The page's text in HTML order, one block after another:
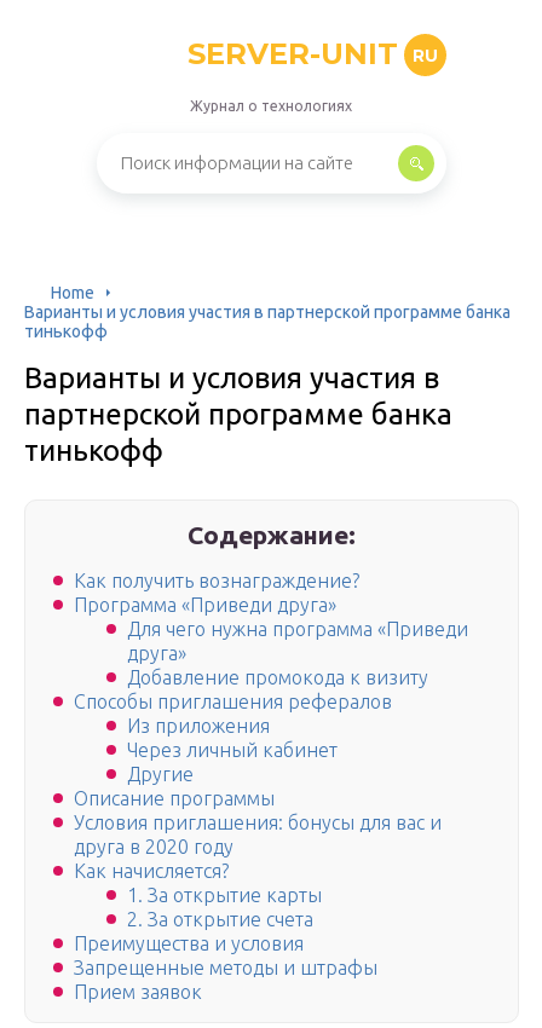
SERVER-UNIT RU
Журнал о технологиях
Home
Варианты и условия участия в партнерской программе банка
тинькофф
Варианты и условия участия в
партнерской программе банка
тинькофф
Содержание:
Как получить вознаграждение?
Программа «Приведи друга»
Для чего нужна программа «Приведи
друга»
Добавление промокода к визиту
Способы приглашения рефералов
Из приложения
Через личный кабинет
Другие
Описание программы
Условия приглашения: бонусы для вас и
друга в 2020 году
Как начисляется?
1. За открытие карты
2. За открытие счета
Преимущества и условия
Запрещенные методы и штрафы
Прием заявок